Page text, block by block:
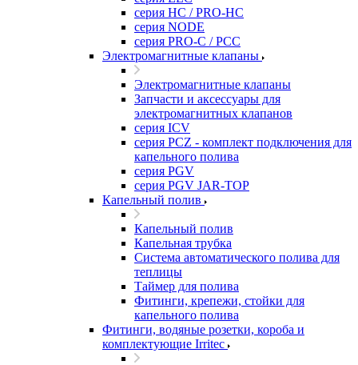
серия HC / PRO-HC
серия NODE
серия PRO-C / PCC
Электромагнитные клапаны
Электромагнитные клапаны
Запчасти и аксессуары для
электромагнитных клапанов
серия ICV
серия PCZ - комплект подключения для
капельного полива
серия PGV
серия PGV JAR-TOP
Капельный полив
Капельный полив
Капельная трубка
Система автоматического полива для
теплицы
Таймер для полива
Фитинги, крепежи, стойки для
капельного полива
Фитинги, водяные розетки, короба и
комплектующие Irritec